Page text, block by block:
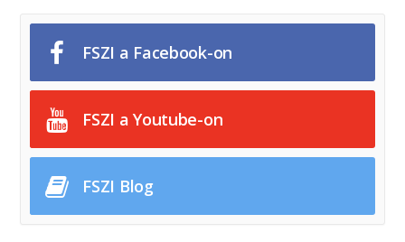
FSZI a Facebook-on
FSZI a Youtube-on
FSZI Blog